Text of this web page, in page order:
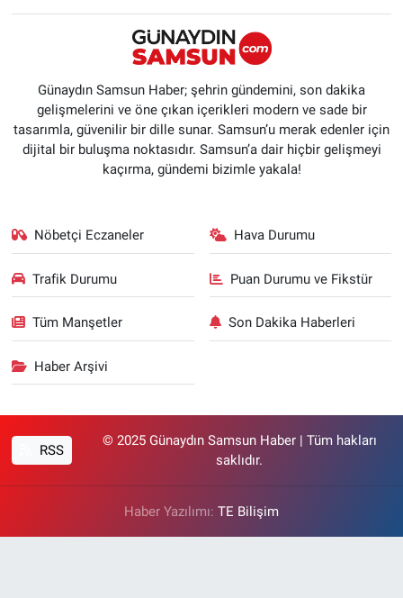
Günaydın Samsun Haber; şehrin gündemini, son dakika
gelişmelerini ve öne çıkan içerikleri modern ve sade bir
tasarımla, güvenilir bir dille sunar. Samsun’u merak edenler için
dijital bir buluşma noktasıdır. Samsun’a dair hiçbir gelişmeyi
kaçırma, gündemi bizimle yakala!
Nöbetçi Eczaneler Hava Durumu
Trafik Durumu Puan Durumu ve Fikstür
Tüm Manşetler Son Dakika Haberleri
Haber Arşivi
RSS
© 2025 Günaydın Samsun Haber | Tüm hakları
saklıdır.
Haber Yazılımı: TE Bilişim